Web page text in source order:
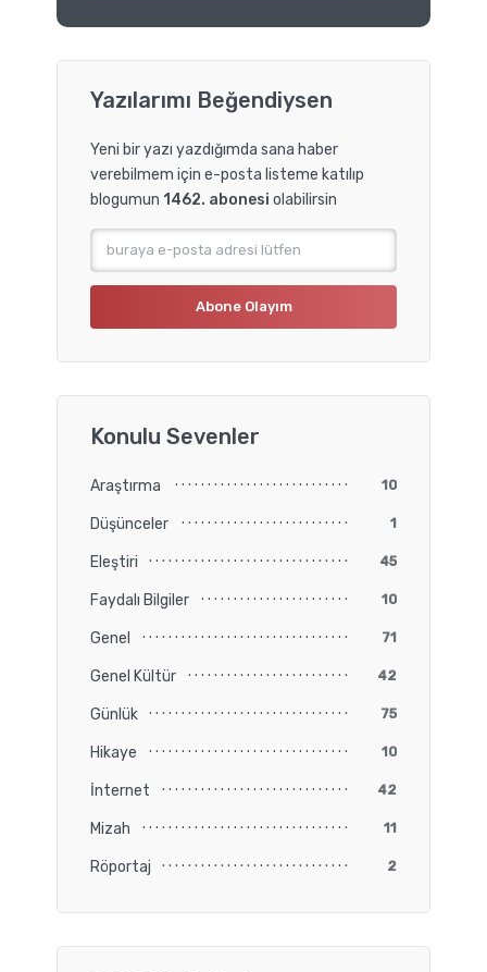
Yazılarımı Beğendiysen
Yeni bir yazı yazdığımda sana haber
verebilmem için e-posta listeme katılıp
blogumun 1462. abonesi olabilirsin
Konulu Sevenler
Araştırma 10
Düşünceler 1
Eleştiri 45
Faydalı Bilgiler 10
Genel 71
Genel Kültür 42
Günlük 75
Hikaye 10
İnternet 42
Mizah 11
Röportaj 2